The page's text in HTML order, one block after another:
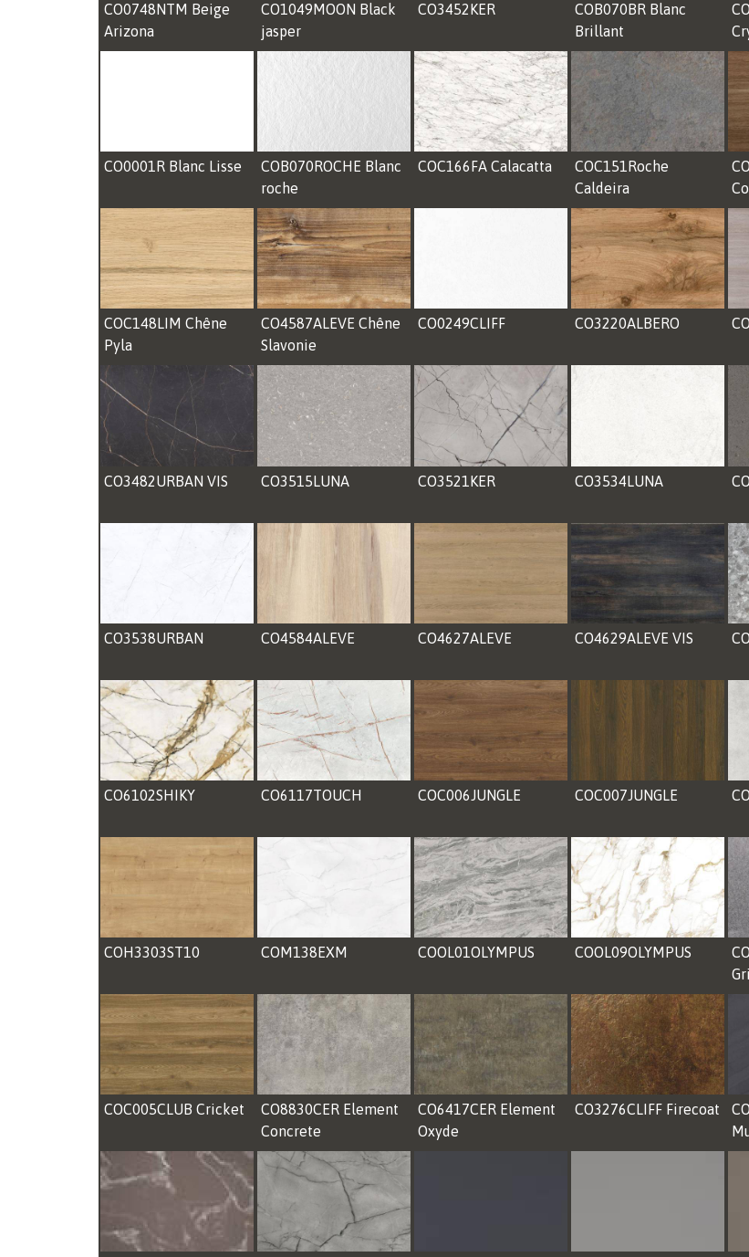
CO0748NTM Beige
Arizona
CO1049MOON Black
jasper
CO3452KER
COB070BR Blanc
Brillant
CO0001R Blanc Lisse
COB070ROCHE Blanc
roche
COC166FA Calacatta
COC151Roche
Caldeira
COC148LIM Chêne
Pyla
CO4587ALEVE Chêne
Slavonie
CO0249CLIFF CO3220ALBERO
CO3482URBAN VIS CO3515LUNA CO3521KER CO3534LUNA
CO3538URBAN CO4584ALEVE CO4627ALEVE CO4629ALEVE VIS
CO6102SHIKY CO6117TOUCH COC006JUNGLE COC007JUNGLE
COH3303ST10 COM138EXM COOL01OLYMPUS COOL09OLYMPUS
COC005CLUB Cricket
CO8830CER Element
Concrete
CO6417CER Element
Oxyde
CO3276CLIFF Firecoat